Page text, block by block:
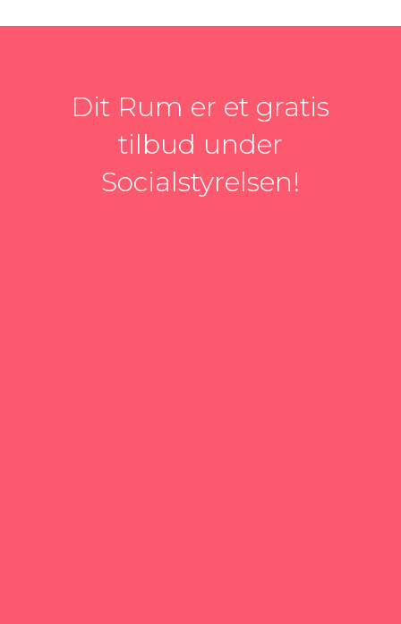
Dit Rum er et gratis
tilbud under
Socialstyrelsen!